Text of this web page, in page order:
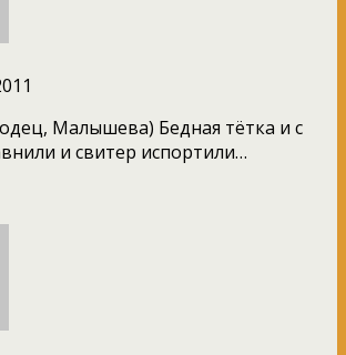
Малышева) Бедная тётка и с
и свитер испортили…